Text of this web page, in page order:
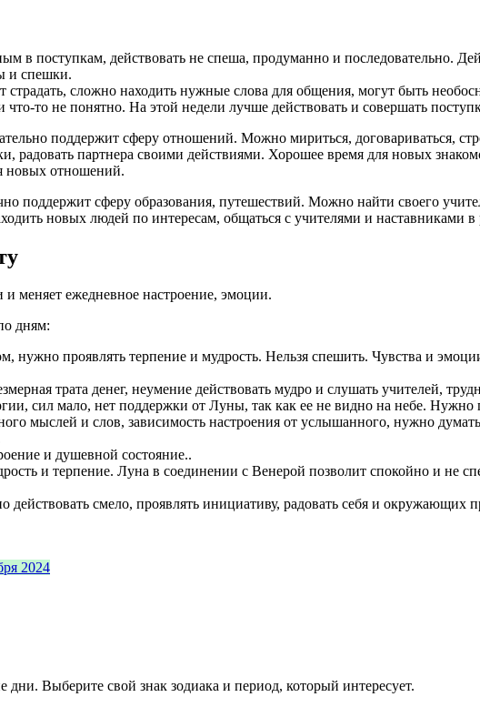
в поступкам, действовать не спеша, продуманно и последовательно.
и спешки.
сложно находить нужные слова для общения, могут быть
то не понятно. На этой недели лучше действовать и совершать
поддержит сферу отношений. Можно мириться, договариваться,
радовать партнера своими действиями. Хорошее время для новых
новых отношений.
сферу образования, путешествий. Можно найти своего
новых людей по интересам, общаться с учителями и наставниками в
меняет ежедневное настроение, эмоции.
дням:
нужно проявлять терпение и мудрость. Нельзя спешить. Чувства и
трата денег, неумение действовать мудро и слушать учителей,
сил мало, нет поддержки от Луны, так как ее не видно на небе. Нужно
мыслей и слов, зависимость настроения от услышанного, нужно
и душевной состояние..
и терпение. Луна в соединении с Венерой позволит спокойно и не
смело, проявлять инициативу, радовать себя и окружающих
2024
Выберите свой знак зодиака и период, который интересует.